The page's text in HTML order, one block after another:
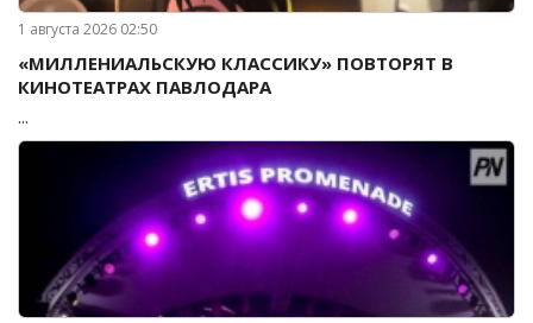
1 августа 2026 02:50
«МИЛЛЕНИАЛЬСКУЮ КЛАССИКУ» ПОВТОРЯТ В
КИНОТЕАТРАХ ПАВЛОДАРА
...